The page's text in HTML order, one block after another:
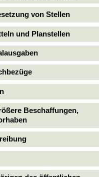
von Stellen
und Planstellen
Beschaffungen,